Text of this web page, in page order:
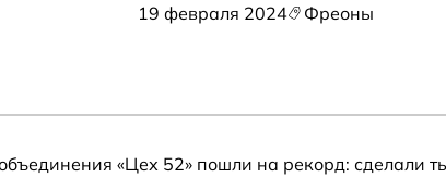
19 февраля 2024 Фреоны
«Цех 52» пошли на рекорд: сделали